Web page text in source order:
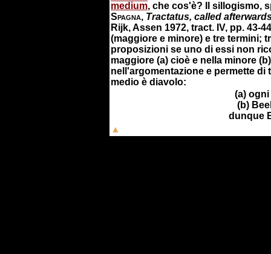
medium, che cos'è? Il sillogismo,
Spagna, Tractatus, called
Rijk, Assen 1972, tract. IV, pp. 43-
(maggiore e minore) e tre termini;
proposizioni se uno di essi non
maggiore (a) cioè e nella minore
nell'argomentazione e permette di
medio è diavolo:
(a) ogni
(b)
dunque
▲